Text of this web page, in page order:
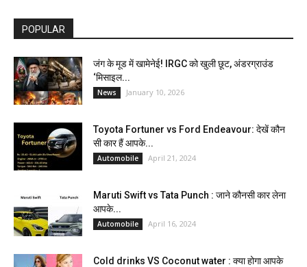
POPULAR
जंग के मूड में खामेनेई! IRGC को खुली छूट, अंडरग्राउंड
‘मिसाइल...
News January 10, 2026
Toyota Fortuner vs Ford Endeavour: देखें कौन
सी कार हैं आपके...
Automobile April 21, 2024
Maruti Swift vs Tata Punch : जाने कौनसी कार लेना
आपके...
Automobile April 16, 2024
Cold drinks VS Coconut water : क्या होगा आपके